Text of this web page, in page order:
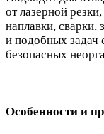
от лазерной
наплавки, сварки,
и подобных задач
безопасных
Особенности и